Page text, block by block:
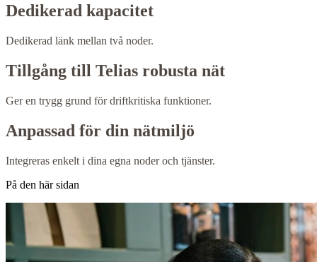
Dedikerad kapacitet
Dedikerad länk mellan två noder.
Tillgång till Telias robusta nät
Ger en trygg grund för driftkritiska funktioner.
Anpassad för din nätmiljö
Integreras enkelt i dina egna noder och tjänster.
På den här sidan